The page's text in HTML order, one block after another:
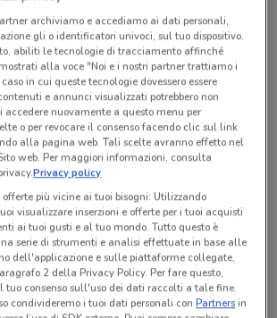
di questo negozio
momento non abbiamo pubblicato
archiviamo e accediamo ai dati personali,
gli o identificatori univoci, sul tuo dispositivo.
abiliti le tecnologie di tracciamento affinché
alla voce "Noi e i nostri partner trattiamo i
in cui queste tecnologie dovessero essere
e annunci visualizzati potrebbero non
accedere nuovamente a questo menu per
o per revocare il consenso facendo clic sul link
alla pagina web. Tali scelte avranno effetto nel
web. Per maggiori informazioni, consulta
Privacy policy
più vicine ai tuoi bisogni: Utilizzando
visualizzare inserzioni e offerte per i tuoi acquisti
ai tuoi gusti e al tuo mondo. Tutto questo è
serie di strumenti e analisi effettuate in base alle
dell'applicazione e sulle piattaforme collegate,
2 della Privacy Policy. Per fare questo,
tuo consenso sull'uso dei dati raccolti a tale fine.
condivideremo i tuoi dati personali conPartnersin